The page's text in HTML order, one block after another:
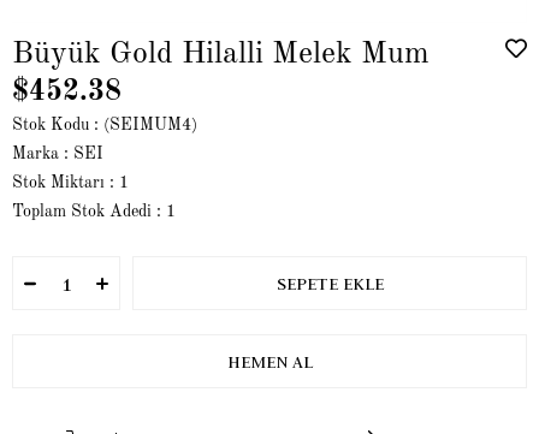
Büyük Gold Hilalli Melek Mum
$452.38
Stok Kodu
(SEIMUM4)
Marka : SEI
Stok Miktarı : 1
Toplam Stok Adedi : 1